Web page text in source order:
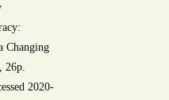
Changing
26p.
2020-